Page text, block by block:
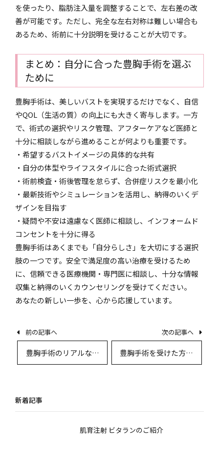
を使ったり、脂肪注入量を調整することで、左右差の改
善が可能です。ただし、完全な左右対称は難しい場合も
あるため、術前に十分説明を受けることが大切です。
まとめ：自分に合った豊胸手術を選ぶ
ために
豊胸手術は、美しいバストを実現するだけでなく、自信
やQOL（生活の質）の向上にも大きく寄与します。一方
で、術式の選択やリスク管理、アフターケアなど医師と
十分に相談しながら進めることが何よりも重要です。
・希望するバストイメージの具体的な共有
・自分の体型やライフスタイルに合った術式選択
・術前検査・術後管理を怠らず、合併症リスクを最小化
・最新技術やシミュレーションを活用し、納得のいくデ
ザインを目指す
・疑問や不安は遠慮なく医師に相談し、インフォームド
コンセントを十分に得る
豊胸手術はあくまでも「自分らしさ」を大切にする選択
肢の一つです。安全で満足度の高い治療を受けるため
に、信頼できる医療機関・専門医に相談し、十分な情報
収集と納得のいくカウンセリングを受けてください。
あなたの新しい一歩を、心から応援しています。
前の記事へ
豊胸手術のリアルなダ
ウンタイムと回復期間
次の記事へ
豊胸手術を受けた方の
リアルな体験談と専門
新着記事
肌育注射 ビタランのご紹介